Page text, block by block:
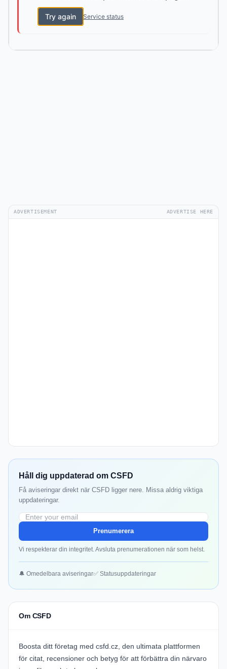
Try again Service status
ADVERTISEMENT ADVERTISE HERE
Håll dig uppdaterad om CSFD
Få aviseringar direkt när CSFD ligger nere. Missa aldrig viktiga
uppdateringar.
Prenumerera
Vi respekterar din integritet. Avsluta prenumerationen när som helst.
🔔 Omedelbara aviseringar✅ Statusuppdateringar
Om CSFD
Boosta ditt företag med csfd.cz, den ultimata plattformen
för citat, recensioner och betyg för att förbättra din närvaro